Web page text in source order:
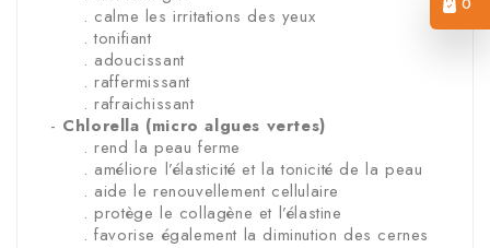
. calme les irritations des yeux
. tonifiant
. adoucissant
. raffermissant
. rafraichissant
- Chlorella (micro algues vertes)
. rend la peau ferme
. améliore l’élasticité et la tonicité de la peau
. aide le renouvellement cellulaire
. protège le collagène et l’élastine
. favorise également la diminution des cernes